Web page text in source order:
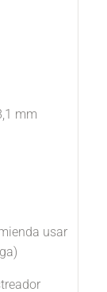
mm
usar